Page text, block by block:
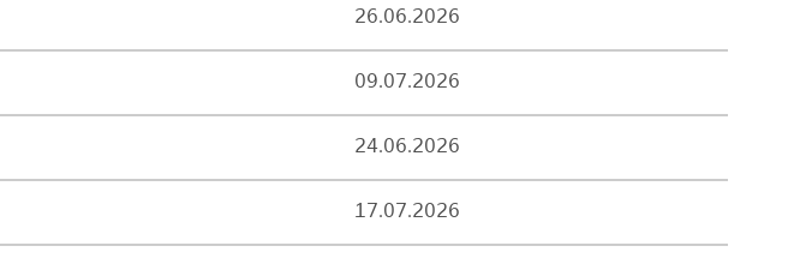
26.06.2026
09.07.2026
24.06.2026
17.07.2026